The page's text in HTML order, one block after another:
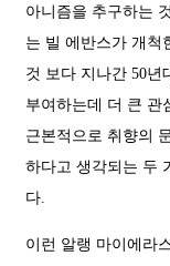
아니즘을 추구하는
는 빌 에반스가 개척
것 보다 지나간 50년
부여하는데 더 큰 관
근본적으로 취향의
하다고 생각되는 두
다.
이런 알랭 마이에라